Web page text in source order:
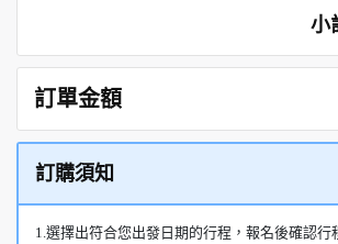
小
訂單金額
訂購須知
1.選擇出符合您出發日期的行程，報名後確認行